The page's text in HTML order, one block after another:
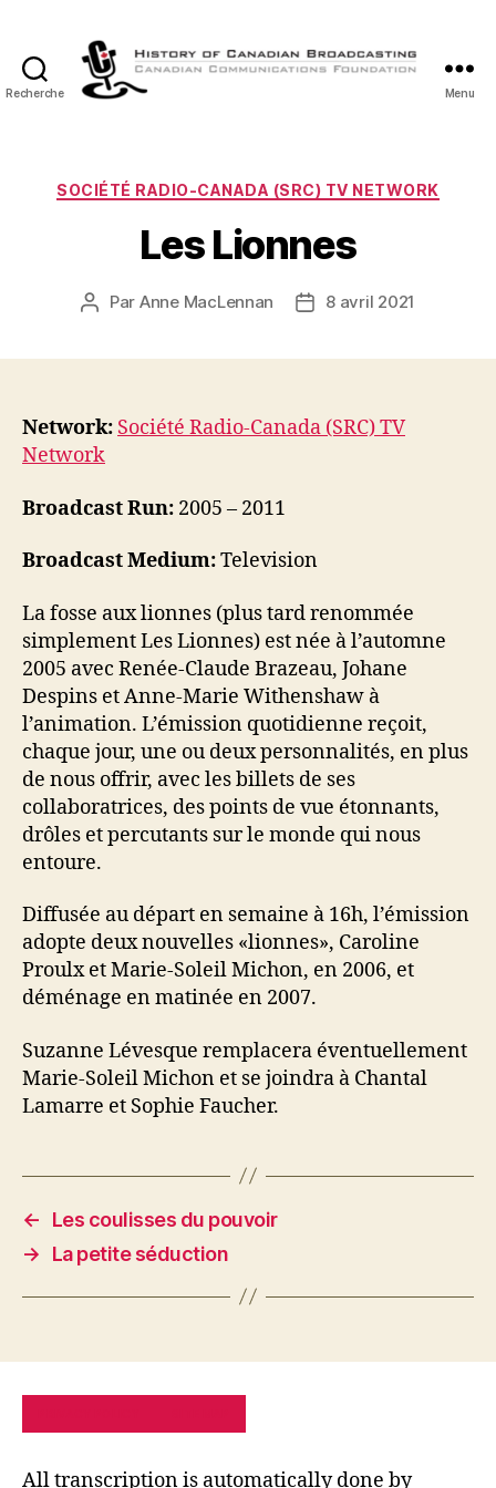
Recherche
Radiodiffusion
Menu
Catégories
SOCIÉTÉ RADIO-CANADA (SRC) TV NETWORK
Les Lionnes
Auteur
Par Anne MacLennan
Date8 avril 2021
Network: Société Radio-Canada (SRC) TV
Network
Broadcast Run: 2005 – 2011
Broadcast Medium:Television
La fosse aux lionnes (plus tard renommée
simplement Les Lionnes) est née à l’automne
2005 avec Renée-Claude Brazeau, Johane
Despins et Anne-Marie Withenshaw à
l’animation. L’émission quotidienne reçoit,
chaque jour, une ou deux personnalités, en plus
de nous offrir, avec les billets de ses
collaboratrices, des points de vue étonnants,
drôles et percutants sur le monde qui nous
entoure.
Diffusée au départ en semaine à 16h, l’émission
adopte deux nouvelles «lionnes», Caroline
Proulx et Marie-Soleil Michon, en 2006, et
déménage en matinée en 2007.
Suzanne Lévesque remplacera éventuellement
Marie-Soleil Michon et se joindra à Chantal
Lamarre et Sophie Faucher.
←
Les coulisses du pouvoir
→
La petite séduction
All transcription is automatically done by